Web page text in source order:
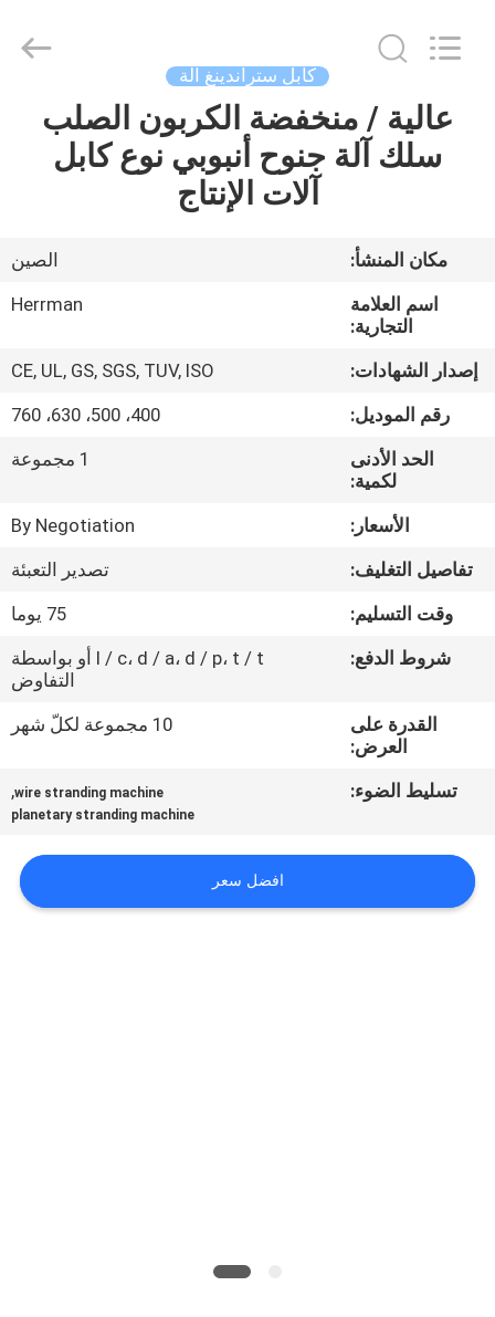
مسكن
معلومات
جولة
المعمل
مراقبة
الجودة
اتصل
أخبار
اطلب
خريطة
Reserved.
كابل ستراندينغ آلة
عالية / منخفضة الكربون الصلب
سلك آلة جنوح أنبوبي نوع كابل
آلات الإنتاج
مكان المنشأ:
الصين
اسم العلامة
التجارية:
Herrman
إصدار الشهادات:
CE, UL, GS, SGS, TUV, ISO
رقم الموديل:
400، 500، 630، 760
الحد الأدنى
لكمية:
1 مجموعة
الأسعار:
By Negotiation
تفاصيل التغليف:
تصدير التعبئة
وقت التسليم:
75 يوما
شروط الدفع:
l / c، d / a، d / p، t / t أو بواسطة
التفاوض
القدرة على
العرض:
10 مجموعة لكلّ شهر
تسليط الضوء: wire stranding machine
,
planetary stranding machine
افضل سعر